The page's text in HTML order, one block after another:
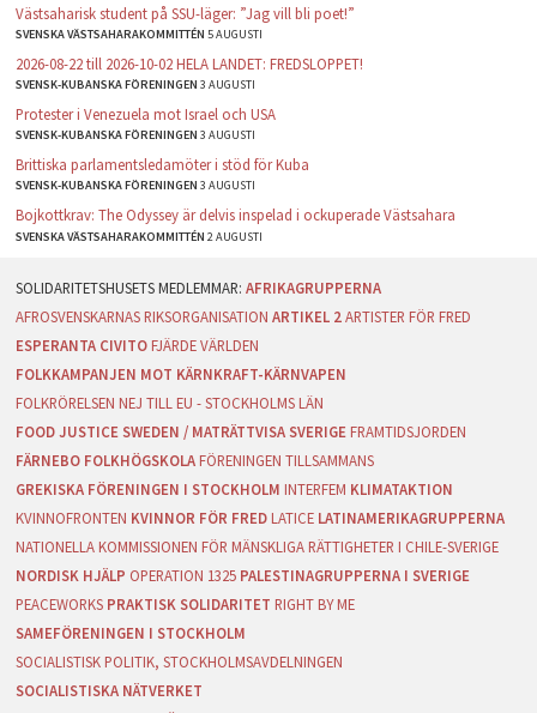
Västsaharisk student på SSU-läger: ”Jag vill bli poet!”
SVENSKA VÄSTSAHARAKOMMITTÉN5 AUGUSTI
2026-08-22 till 2026-10-02 HELA LANDET: FREDSLOPPET!
SVENSK-KUBANSKA FÖRENINGEN3 AUGUSTI
Protester i Venezuela mot Israel och USA
SVENSK-KUBANSKA FÖRENINGEN3 AUGUSTI
Brittiska parlamentsledamöter i stöd för Kuba
SVENSK-KUBANSKA FÖRENINGEN3 AUGUSTI
Bojkottkrav: The Odyssey är delvis inspelad i ockuperade Västsahara
SVENSKA VÄSTSAHARAKOMMITTÉN2 AUGUSTI
AFRIKAGRUPPERNA
AFROSVENSKARNAS RIKSORGANISATION ARTIKEL 2 ARTISTER FÖR FRED
ESPERANTA CIVITO FJÄRDE VÄRLDEN
FOLKKAMPANJEN MOT KÄRNKRAFT-KÄRNVAPEN
FOLKRÖRELSEN NEJ TILL EU - STOCKHOLMS LÄN
FOOD JUSTICE SWEDEN / MATRÄTTVISA SVERIGE FRAMTIDSJORDEN
FÄRNEBO FOLKHÖGSKOLA FÖRENINGEN TILLSAMMANS
GREKISKA FÖRENINGEN I STOCKHOLM INTERFEM KLIMATAKTION
KVINNOFRONTEN KVINNOR FÖR FRED LATICE LATINAMERIKAGRUPPERNA
NATIONELLA KOMMISSIONEN FÖR MÄNSKLIGA RÄTTIGHETER I CHILE-SVERIGE
NORDISK HJÄLP OPERATION 1325 PALESTINAGRUPPERNA I SVERIGE
PEACEWORKS PRAKTISK SOLIDARITET RIGHT BY ME
SAMEFÖRENINGEN I STOCKHOLM
SOCIALISTISK POLITIK, STOCKHOLMSAVDELNINGEN
SOCIALISTISKA NÄTVERKET